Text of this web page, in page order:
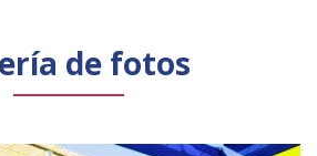
de fotos